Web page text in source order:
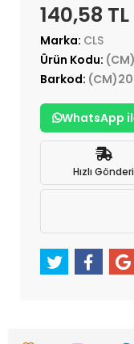
140,58 TL
Marka: CLS
Ürün Kodu:
Barkod:
WhatsApp
Hızlı Gönderi